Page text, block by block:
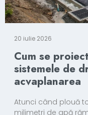
20 iulie 2026
Cum se
sistemele de
acvaplanarea
Atunci când plouă
milimetri de apă